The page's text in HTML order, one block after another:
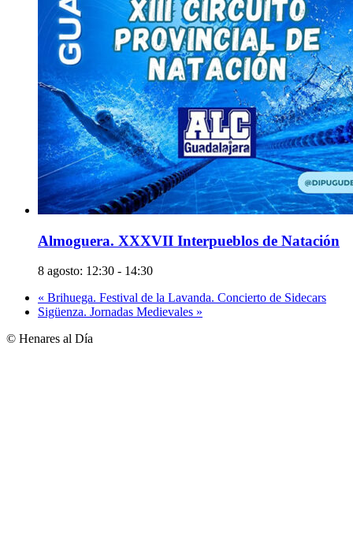
Almoguera. XXXVII Interpueblos de Natación
8 agosto: 12:30 - 14:30
« Brihuega. Festival de la Lavanda. Concierto de Sidecars
Sigüenza. Jornadas Medievales »
© Henares al Día